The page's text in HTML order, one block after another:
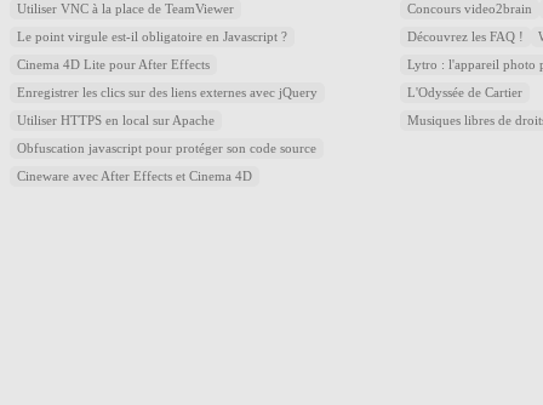
Utiliser VNC à la place de TeamViewer
Le point virgule est-il obligatoire en Javascript ?
Cinema 4D Lite pour After Effects
Enregistrer les clics sur des liens externes avec jQuery
Utiliser HTTPS en local sur Apache
Obfuscation javascript pour protéger son code source
Cineware avec After Effects et Cinema 4D
Concours video2brain
Découvrez les FAQ !
Lytro : l'appareil photo
L'Odyssée de Cartier
Musiques libres de